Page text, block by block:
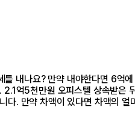
내나요? 만약 내야한다면 6억
억5천만원 오피스텔 상속받은
다. 만약 차액이 있다면 차액의